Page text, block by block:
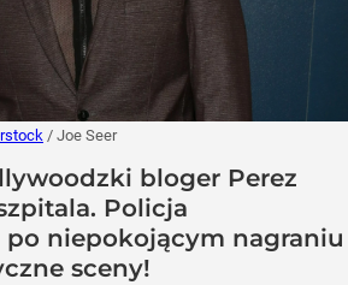
/ Joe Seer
bloger Perez
Policja
po niepokojącym nagraniu
sceny!